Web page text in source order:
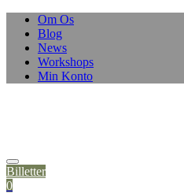
Skip
content
Om Os
Blog
News
Workshops
Min Konto
Billetter
0